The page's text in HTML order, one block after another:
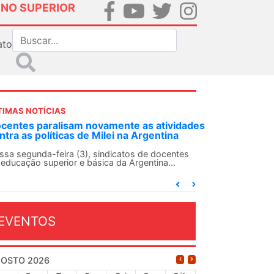
SUPERIOR
NOTÍCIAS
SN convoca docentes para Dia de
Internacionalista com Cuba em
de agosto
SN conclama suas seções sindicais e o